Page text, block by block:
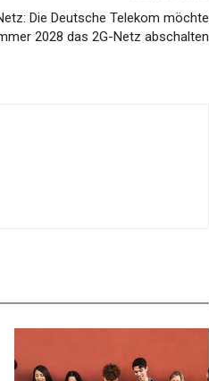
Die Deutsche Telekom möchte
2028 das 2G-Netz abschalten